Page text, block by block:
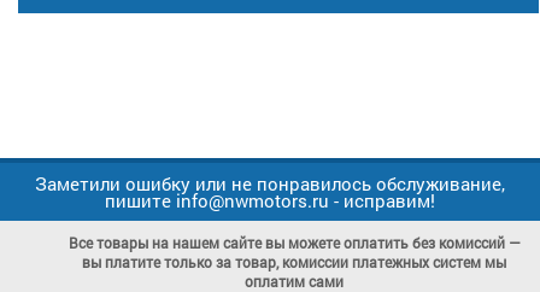
Заметили ошибку или не понравилось обслуживание,
пишите info@nwmotors.ru - исправим!
Все товары на нашем сайте вы можете оплатить без комиссий —
вы платите только за товар, комиссии платежных систем мы
оплатим сами